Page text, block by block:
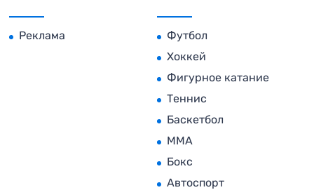
Реклама
Футбол
Хоккей
Фигурное катание
Теннис
Баскетбол
MMA
Бокс
Автоспорт